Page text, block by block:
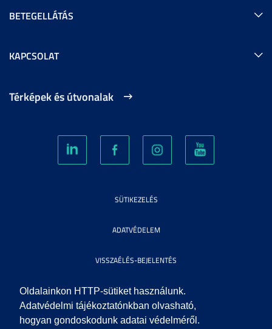
Oldalainkon HTTP-sütiket használunk.
Adatvédelmi tájékoztatónkban olvasható,
hogyan gondoskodunk adatai védelméről.
BETEGELLÁTÁS
KAPCSOLAT
Térképek és útvonalak
SÜTIKEZELÉS
ADATVÉDELEM
VISSZAÉLÉS-BEJELENTÉS
KÖZÉRDEKŰ ADATOK
IMPRESSZUM